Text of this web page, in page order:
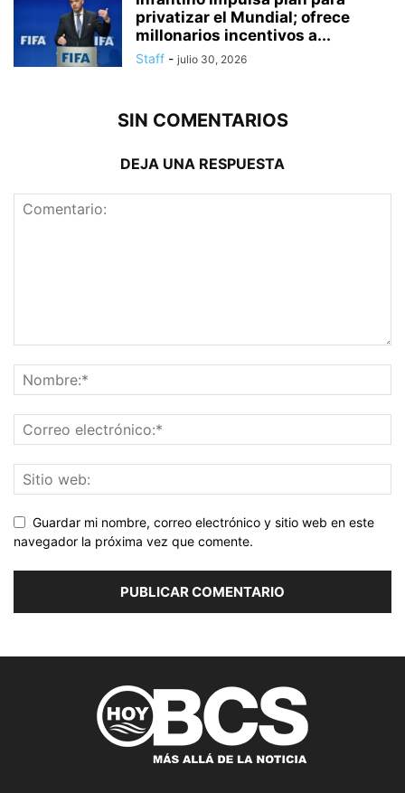
privatizar el Mundial; ofrece
millonarios incentivos a...
Staff - julio 30, 2026
SIN COMENTARIOS
DEJA UNA RESPUESTA
Guardar mi nombre, correo electrónico y sitio web en este
navegador la próxima vez que comente.